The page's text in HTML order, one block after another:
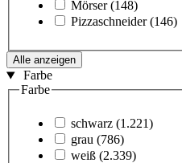
Mörser (148)
Pizzaschneider (146)
Alle anzeigen
Farbe
Farbe
schwarz (1.221)
grau (786)
weiß (2.339)